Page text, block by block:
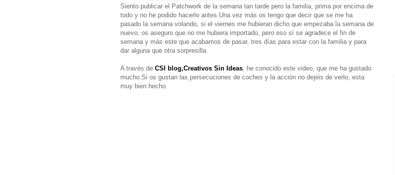
Siento publicar el Patchwork de la semana tan tarde pero la familia, prima por encima de
todo y no he podido hacerlo antes.Una vez más os tengo que decir que se me ha
pasado la semana volando, si el viernes me hubieran dicho que empezaba la semana de
nuevo, os aseguro que no me hubiera importado, pero eso sí se agradece el fin de
semana y más este que acabamos de pasar, tres días para estar con la familia y para
dar alguna que otra sorpresilla.
A través de CSI blog,Creativos Sin Ideas he conocido este video, que me ha gustado
mucho.Si os gustan las persecuciones de coches y la acción no dejéis de verlo, esta
muy bien hecho.